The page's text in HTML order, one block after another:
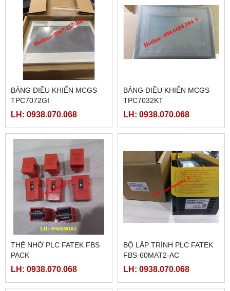
BẢNG ĐIỀU KHIỂN MCGS
TPC7072GI
LH: 0938.070.068
BẢNG ĐIỀU KHIỂN MCGS
TPC7032KT
LH: 0938.070.068
THẺ NHỚ PLC FATEK FBS
PACK
LH: 0938.070.068
BỘ LẬP TRÌNH PLC FATEK
FBS-60MAT2-AC
LH: 0938.070.068